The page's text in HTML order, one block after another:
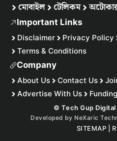
মোবাইল টেলিকম
Important Links
Disclaimer Privacy Policy
Terms & Conditions
Company
About Us Contact Us
Advertise With Us
© Tech Gup
Developed by NeXaric
SITEMAP